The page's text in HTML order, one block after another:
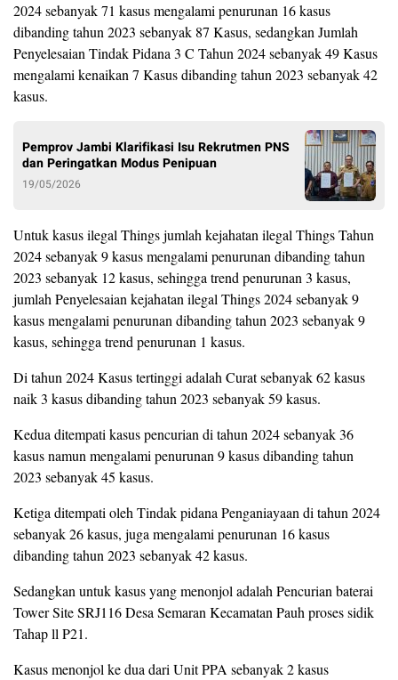
2024 sebanyak 71 kasus mengalami penurunan 16 kasus
dibanding tahun 2023 sebanyak 87 Kasus, sedangkan Jumlah
Penyelesaian Tindak Pidana 3 C Tahun 2024 sebanyak 49 Kasus
mengalami kenaikan 7 Kasus dibanding tahun 2023 sebanyak 42
kasus.
Pemprov Jambi Klarifikasi Isu Rekrutmen PNS
dan Peringatkan Modus Penipuan
19/05/2026
Untuk kasus ilegal Things jumlah kejahatan ilegal Things Tahun
2024 sebanyak 9 kasus mengalami penurunan dibanding tahun
2023 sebanyak 12 kasus, sehingga trend penurunan 3 kasus,
jumlah Penyelesaian kejahatan ilegal Things 2024 sebanyak 9
kasus mengalami penurunan dibanding tahun 2023 sebanyak 9
kasus, sehingga trend penurunan 1 kasus.
Di tahun 2024 Kasus tertinggi adalah Curat sebanyak 62 kasus
naik 3 kasus dibanding tahun 2023 sebanyak 59 kasus.
Kedua ditempati kasus pencurian di tahun 2024 sebanyak 36
kasus namun mengalami penurunan 9 kasus dibanding tahun
2023 sebanyak 45 kasus.
Ketiga ditempati oleh Tindak pidana Penganiayaan di tahun 2024
sebanyak 26 kasus, juga mengalami penurunan 16 kasus
dibanding tahun 2023 sebanyak 42 kasus.
Sedangkan untuk kasus yang menonjol adalah Pencurian baterai
Tower Site SRJ116 Desa Semaran Kecamatan Pauh proses sidik
Tahap ll P21.
Kasus menonjol ke dua dari Unit PPA sebanyak 2 kasus